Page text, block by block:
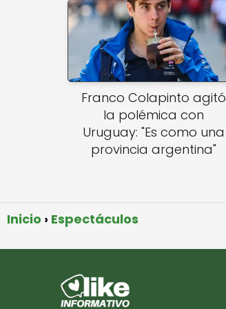
Franco Colapinto agitó
la polémica con
Uruguay: "Es como una
provincia argentina"
Inicio Espectáculos